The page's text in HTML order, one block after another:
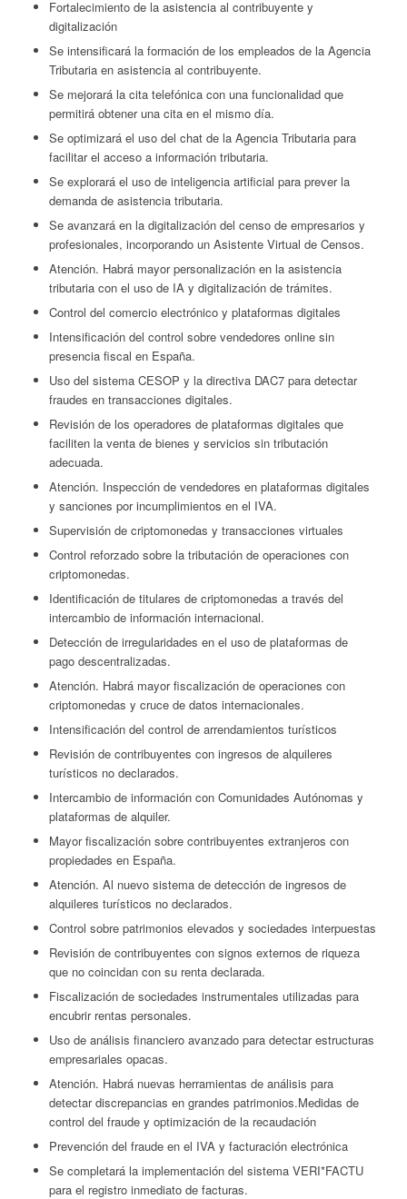
Fortalecimiento de la asistencia al contribuyente y
digitalización
Se intensificará la formación de los empleados de la Agencia
Tributaria en asistencia al contribuyente.
Se mejorará la cita telefónica con una funcionalidad que
permitirá obtener una cita en el mismo día.
Se optimizará el uso del chat de la Agencia Tributaria para
facilitar el acceso a información tributaria.
Se explorará el uso de inteligencia artificial para prever la
demanda de asistencia tributaria.
Se avanzará en la digitalización del censo de empresarios y
profesionales, incorporando un Asistente Virtual de Censos.
Atención. Habrá mayor personalización en la asistencia
tributaria con el uso de IA y digitalización de trámites.
Control del comercio electrónico y plataformas digitales
Intensificación del control sobre vendedores online sin
presencia fiscal en España.
Uso del sistema CESOP y la directiva DAC7 para detectar
fraudes en transacciones digitales.
Revisión de los operadores de plataformas digitales que
faciliten la venta de bienes y servicios sin tributación
adecuada.
Atención. Inspección de vendedores en plataformas digitales
y sanciones por incumplimientos en el IVA.
Supervisión de criptomonedas y transacciones virtuales
Control reforzado sobre la tributación de operaciones con
criptomonedas.
Identificación de titulares de criptomonedas a través del
intercambio de información internacional.
Detección de irregularidades en el uso de plataformas de
pago descentralizadas.
Atención. Habrá mayor fiscalización de operaciones con
criptomonedas y cruce de datos internacionales.
Intensificación del control de arrendamientos turísticos
Revisión de contribuyentes con ingresos de alquileres
turísticos no declarados.
Intercambio de información con Comunidades Autónomas y
plataformas de alquiler.
Mayor fiscalización sobre contribuyentes extranjeros con
propiedades en España.
Atención. Al nuevo sistema de detección de ingresos de
alquileres turísticos no declarados.
Control sobre patrimonios elevados y sociedades interpuestas
Revisión de contribuyentes con signos externos de riqueza
que no coincidan con su renta declarada.
Fiscalización de sociedades instrumentales utilizadas para
encubrir rentas personales.
Uso de análisis financiero avanzado para detectar estructuras
empresariales opacas.
Atención. Habrá nuevas herramientas de análisis para
detectar discrepancias en grandes patrimonios.Medidas de
control del fraude y optimización de la recaudación
Prevención del fraude en el IVA y facturación electrónica
Se completará la implementación del sistema VERI*FACTU
para el registro inmediato de facturas.